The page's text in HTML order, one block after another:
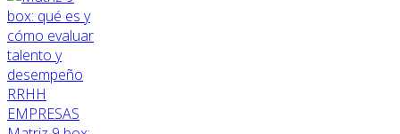
RRHH
EMPRESAS